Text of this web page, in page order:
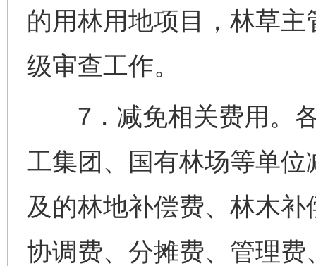
的用林用地项目，林草
级审查工作。
7．减免相关费用。各
工集团、国有林场等单
及的林地补偿费、林木
协调费、分摊费、管理